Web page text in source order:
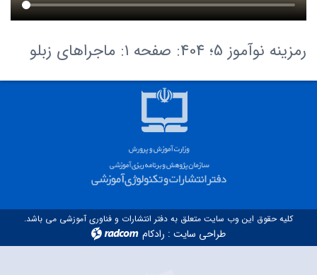
رمزینه نوآموز 5؛ 404: صفحه ۱: ماجراهای زبلو
کلیه حقوق این وب سایت متعلق به دفتر انتشارات و فناوری آموزشی می باشد.
طراحی سایت : رادکام radcom